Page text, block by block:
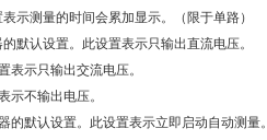
示测量的时间会累加显示。（限于单路）
默认设置。此设置表示只输出直流电压。
表示只输出交流电压。
示不输出电压。
的默认设置。此设置表示立即启动自动测量。